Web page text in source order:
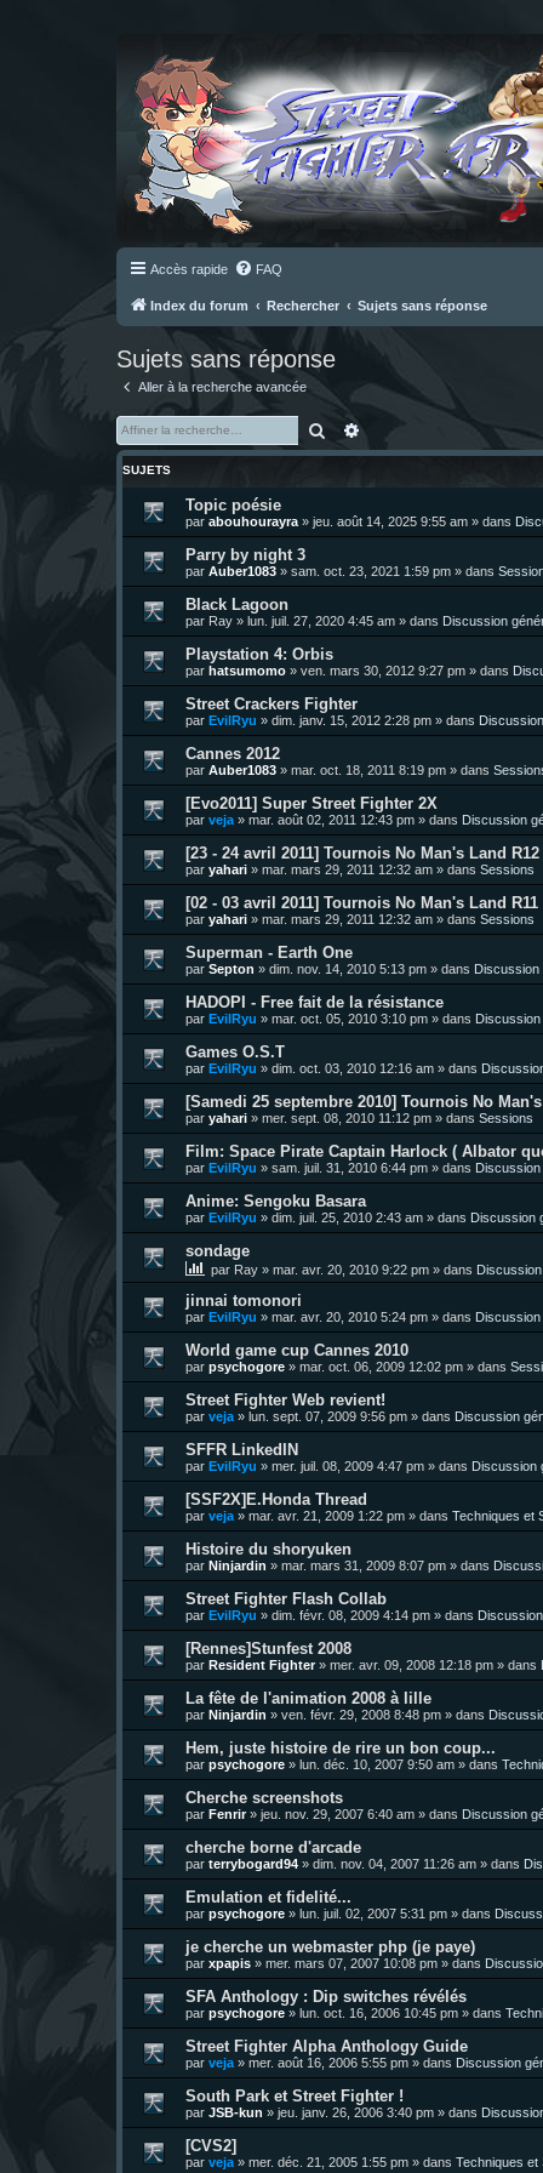
Accès rapide FAQ
Index du forum Rechercher Sujets sans réponse
Sujets sans réponse
Aller à la recherche avancée
Rechercher
Recherche avancée
SUJETS
Topic poésie
par abouhourayra » jeu. août 14, 2025 9:55 am » dans
Parry by night 3
par Auber1083 » sam. oct. 23, 2021 1:59 pm » dans
Black Lagoon
par Ray » lun. juil. 27, 2020 4:45 am » dans Discussion
Playstation 4: Orbis
par hatsumomo » ven. mars 30, 2012 9:27 pm » dans
Street Crackers Fighter
par EvilRyu » dim. janv. 15, 2012 2:28 pm » dans
Cannes 2012
par Auber1083 » mar. oct. 18, 2011 8:19 pm » dans
[Evo2011] Super Street Fighter 2X
par veja » mar. août 02, 2011 12:43 pm » dans Discussion
[23 - 24 avril 2011] Tournois No Man's Land
par yahari » mar. mars 29, 2011 12:32 am » dans Sessions
[02 - 03 avril 2011] Tournois No Man's Land
par yahari » mar. mars 29, 2011 12:32 am » dans Sessions
Superman - Earth One
par Septon » dim. nov. 14, 2010 5:13 pm » dans Discussion
HADOPI - Free fait de la résistance
par EvilRyu » mar. oct. 05, 2010 3:10 pm » dans
Games O.S.T
par EvilRyu » dim. oct. 03, 2010 12:16 am » dans
[Samedi 25 septembre 2010] Tournois No
par yahari » mer. sept. 08, 2010 11:12 pm » dans Sessions
Film: Space Pirate Captain Harlock ( Albator
par EvilRyu » sam. juil. 31, 2010 6:44 pm » dans
Anime: Sengoku Basara
par EvilRyu » dim. juil. 25, 2010 2:43 am » dans Discussion
sondage
par Ray » mar. avr. 20, 2010 9:22 pm » dans
jinnai tomonori
par EvilRyu » mar. avr. 20, 2010 5:24 pm » dans
World game cup Cannes 2010
par psychogore » mar. oct. 06, 2009 12:02 pm » dans
Street Fighter Web revient!
par veja » lun. sept. 07, 2009 9:56 pm » dans Discussion
SFFR LinkedIN
par EvilRyu » mer. juil. 08, 2009 4:47 pm » dans Discussion
[SSF2X]E.Honda Thread
par veja » mar. avr. 21, 2009 1:22 pm » dans Techniques et
Histoire du shoryuken
par Ninjardin » mar. mars 31, 2009 8:07 pm » dans
Street Fighter Flash Collab
par EvilRyu » dim. févr. 08, 2009 4:14 pm » dans
[Rennes]Stunfest 2008
par Resident Fighter» mer. avr. 09, 2008 12:18 pm » dans
La fête de l'animation 2008 à lille
par Ninjardin » ven. févr. 29, 2008 8:48 pm » dans
Hem, juste histoire de rire un bon coup...
par psychogore » lun. déc. 10, 2007 9:50 am » dans
Cherche screenshots
par Fenrir» jeu. nov. 29, 2007 6:40 am » dans Discussion
cherche borne d'arcade
par terrybogard94 » dim. nov. 04, 2007 11:26 am » dans
Emulation et fidelité...
par psychogore » lun. juil. 02, 2007 5:31 pm » dans
je cherche un webmaster php (je paye)
par xpapis » mer. mars 07, 2007 10:08 pm » dans
SFA Anthology : Dip switches révélés
par psychogore » lun. oct. 16, 2006 10:45 pm » dans
Street Fighter Alpha Anthology Guide
par veja » mer. août 16, 2006 5:55 pm » dans Discussion
South Park et Street Fighter !
par JSB-kun » jeu. janv. 26, 2006 3:40 pm » dans
[CVS2]
par veja » mer. déc. 21, 2005 1:55 pm » dans Techniques et